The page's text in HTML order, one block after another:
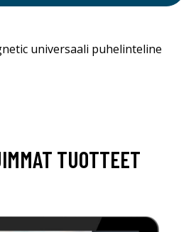
universaali puhelinteline
TUOTTEET